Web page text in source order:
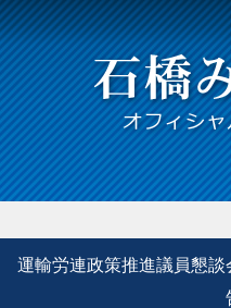
Skip to content
運輸労連政策推進議員